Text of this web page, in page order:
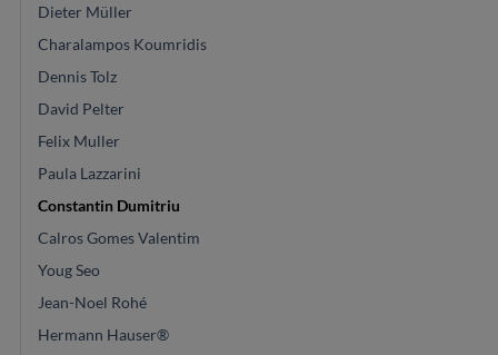
Dieter Müller
Charalampos Koumridis
Dennis Tolz
David Pelter
Felix Muller
Paula Lazzarini
Constantin Dumitriu
Calros Gomes Valentim
Youg Seo
Jean-Noel Rohé
Hermann Hauser®